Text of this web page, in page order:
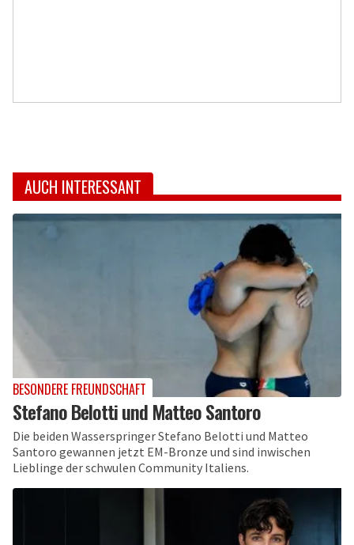
AUCH INTERESSANT
BESONDERE FREUNDSCHAFT
Stefano Belotti und Matteo Santoro
Die beiden Wasserspringer Stefano Belotti und Matteo
Santoro gewannen jetzt EM-Bronze und sind inwischen
Lieblinge der schwulen Community Italiens.